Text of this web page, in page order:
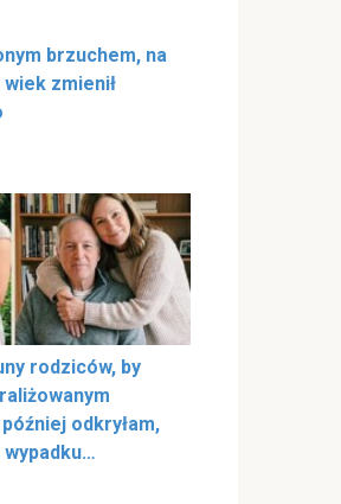
brzuchem, na
wiek zmienił
rodziców, by
odkryłam,
wypadku…